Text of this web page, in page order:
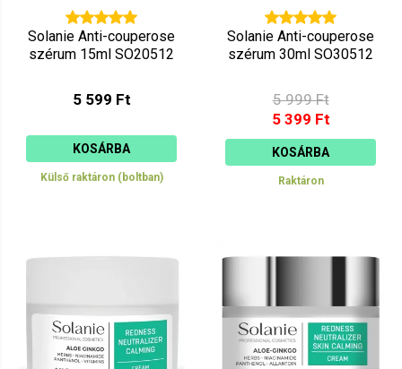
Solanie Anti-couperose
szérum 15ml SO20512
5 599 Ft
KOSÁRBA
Külső raktáron (boltban)
Solanie Anti-couperose
szérum 30ml SO30512
5 999 Ft
5 399 Ft
KOSÁRBA
Raktáron